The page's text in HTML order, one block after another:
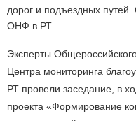
дорог и подъездных
ОНФ в РТ.
Эксперты
Центра мониторинга
РТ провели заседание, в
проекта «Формирование